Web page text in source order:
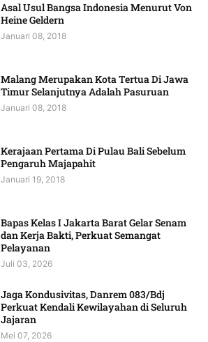
Asal Usul Bangsa Indonesia Menurut Von
Heine Geldern
Januari 08, 2018
Malang Merupakan Kota Tertua Di Jawa
Timur Selanjutnya Adalah Pasuruan
Januari 08, 2018
Kerajaan Pertama Di Pulau Bali Sebelum
Pengaruh Majapahit
Januari 19, 2018
Bapas Kelas I Jakarta Barat Gelar Senam
dan Kerja Bakti, Perkuat Semangat
Pelayanan
Juli 03, 2026
Jaga Kondusivitas, Danrem 083/Bdj
Perkuat Kendali Kewilayahan di Seluruh
Jajaran
Mei 07, 2026